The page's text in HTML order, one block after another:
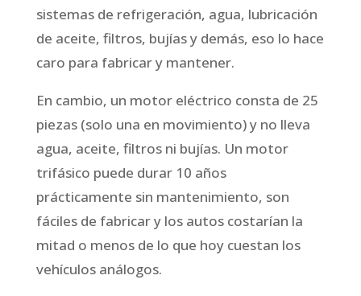
sistemas de refrigeración, agua, lubricación
de aceite, filtros, bujías y demás, eso lo hace
caro para fabricar y mantener.
En cambio, un motor eléctrico consta de 25
piezas (solo una en movimiento) y no lleva
agua, aceite, filtros ni bujías. Un motor
trifásico puede durar 10 años
prácticamente sin mantenimiento, son
fáciles de fabricar y los autos costarían la
mitad o menos de lo que hoy cuestan los
vehículos análogos.